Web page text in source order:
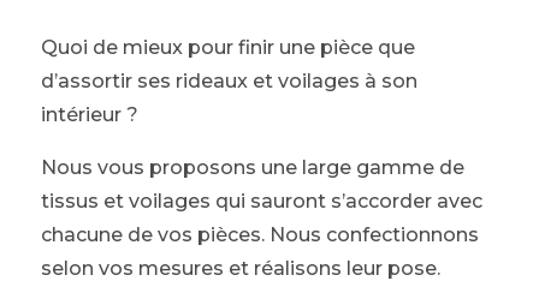
Quoi de mieux pour finir une pièce que
d’assortir ses rideaux et voilages à son
intérieur ?
Nous vous proposons une large gamme de
tissus et voilages qui sauront s’accorder avec
chacune de vos pièces. Nous confectionnons
selon vos mesures et réalisons leur pose.